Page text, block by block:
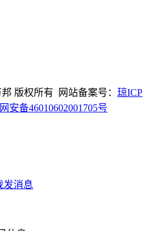
版权所有 网站备案号： 琼ICP
安备46010602001705号